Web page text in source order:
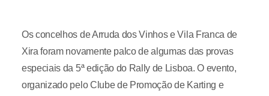
Os concelhos de Arruda dos Vinhos e Vila Franca de
Xira foram novamente palco de algumas das provas
especiais da 5ª edição do Rally de Lisboa. O evento,
organizado pelo Clube de Promoção de Karting e